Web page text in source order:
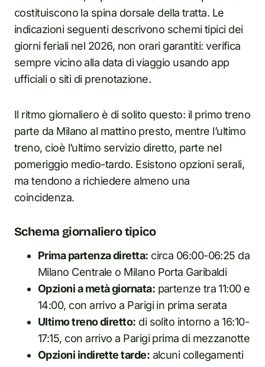
costituiscono la spina dorsale della tratta. Le
indicazioni seguenti descrivono schemi tipici dei
giorni feriali nel 2026, non orari garantiti: verifica
sempre vicino alla data di viaggio usando app
ufficiali o siti di prenotazione.
Il ritmo giornaliero è di solito questo: il primo treno
parte da Milano al mattino presto, mentre l’ultimo
treno, cioè l’ultimo servizio diretto, parte nel
pomeriggio medio-tardo. Esistono opzioni serali,
ma tendono a richiedere almeno una
coincidenza.
Schema giornaliero tipico
Prima partenza diretta: circa 06:00-06:25 da
Milano Centrale o Milano Porta Garibaldi
Opzioni a metà giornata: partenze tra 11:00 e
14:00, con arrivo a Parigi in prima serata
Ultimo treno diretto: di solito intorno a 16:10-
17:15, con arrivo a Parigi prima di mezzanotte
Opzioni indirette tarde: alcuni collegamenti